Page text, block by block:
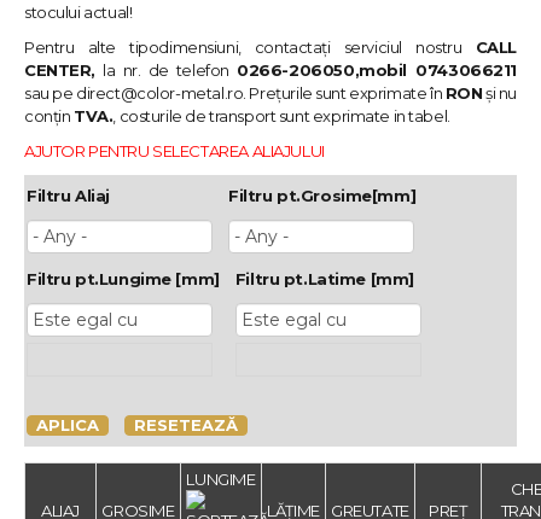
stocului actual!
Pentru alte tipodimensiuni, contactați serviciul nostru CALL
CENTER, la nr. de telefon 0266-206050,mobil 0743066211
sau pe direct@color-metal.ro . Prețurile sunt exprimate în RONși nu
conțin TVA. , costurile de transport sunt exprimate in tabel.
AJUTOR PENTRU SELECTAREA ALIAJULUI
Filtru Aliaj Filtru pt.Grosime[mm]
Filtru pt.Lungime [mm] Filtru pt.Latime [mm]
APLICA RESETEAZĂ
ALIAJ GROSIME
LUNGIME
LĂȚIME
GREUTATE PREȚ